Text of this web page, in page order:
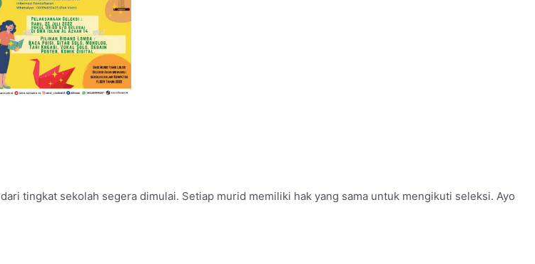
dari tingkat sekolah segera dimulai. Setiap murid memiliki hak yang sama untuk mengikuti seleksi. Ayo